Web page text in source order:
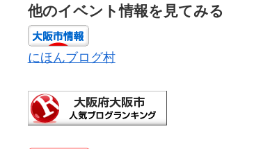
他のイベント情報を見てみる
にほんブログ村